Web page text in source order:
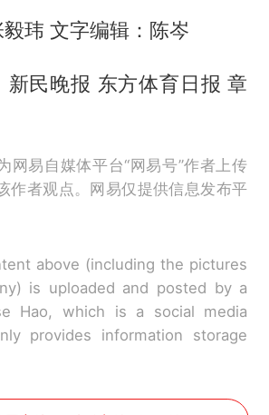
玮 文字编辑：陈岑
新民晚报 东方体育日报 章
网易自媒体平台“网易号”作者上传
作者观点。网易仅提供信息发布平
above (including the pictures
is uploaded and posted by a
Hao, which is a social media
provides information storage